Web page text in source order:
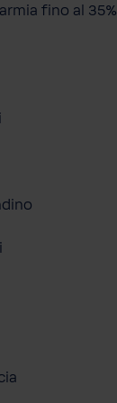
fino al 35%